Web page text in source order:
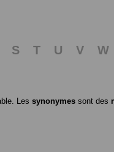
S T U V W
Les synonymes sont des